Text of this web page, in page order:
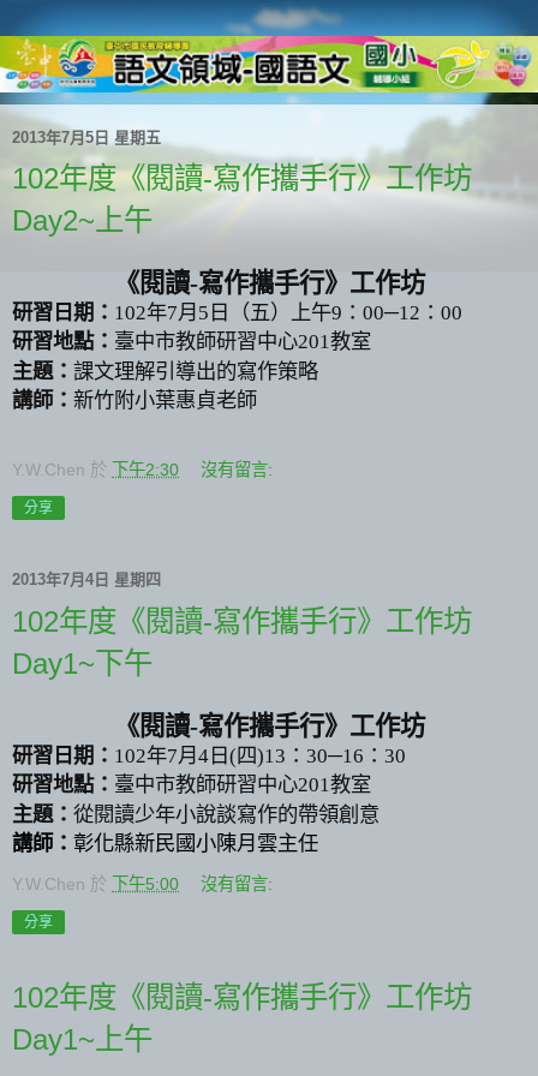
2013年7月5日 星期五
102年度《閱讀-寫作攜手行》工作坊
Day2~上午
《閱讀-寫作攜手行》工作坊
研習日期： 102年7月 5 日（五）上午9 ： 00─12 ： 00
研習地點： 臺中市教師研習中心201教室
主題： 課文理解引導出的寫作策略
講師： 新竹附小葉惠貞老師
Y.W.Chen 於 下午2:30 沒有留言:
分享
2013年7月4日 星期四
102年度《閱讀-寫作攜手行》工作坊
Day1~下午
《閱讀-寫作攜手行》工作坊
研習日期： 102年7月 4 日(四)13 ： 30─16 ： 30
研習地點： 臺中市教師研習中心201教室
主題： 從閱讀少年小說談寫作的帶領創意
講師： 彰化縣新民國小陳月雲主任
Y.W.Chen 於 下午5:00 沒有留言:
分享
102年度《閱讀-寫作攜手行》工作坊
Day1~上午